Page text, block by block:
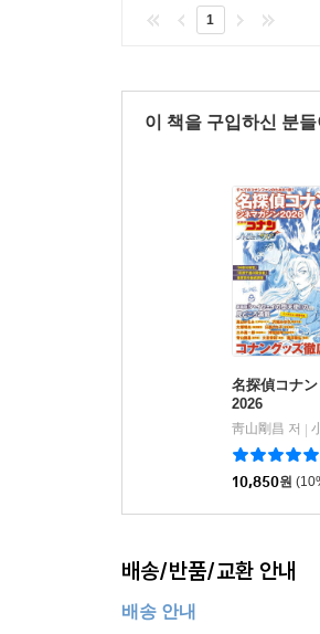
1
이 책을 구입하신 분
名探偵コナ
2026
靑山剛昌 저
10,850원
배송/반품/교환 안내
배송 안내